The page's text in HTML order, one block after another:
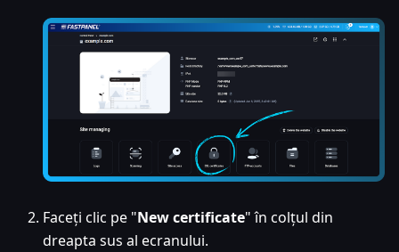
Faceți clic pe "New certificate" în colțul din
dreapta sus al ecranului.